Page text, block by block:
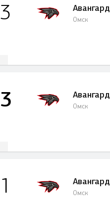
Авангард
Омск
3
Авангард
Омск
3
Авангард
Омск
1